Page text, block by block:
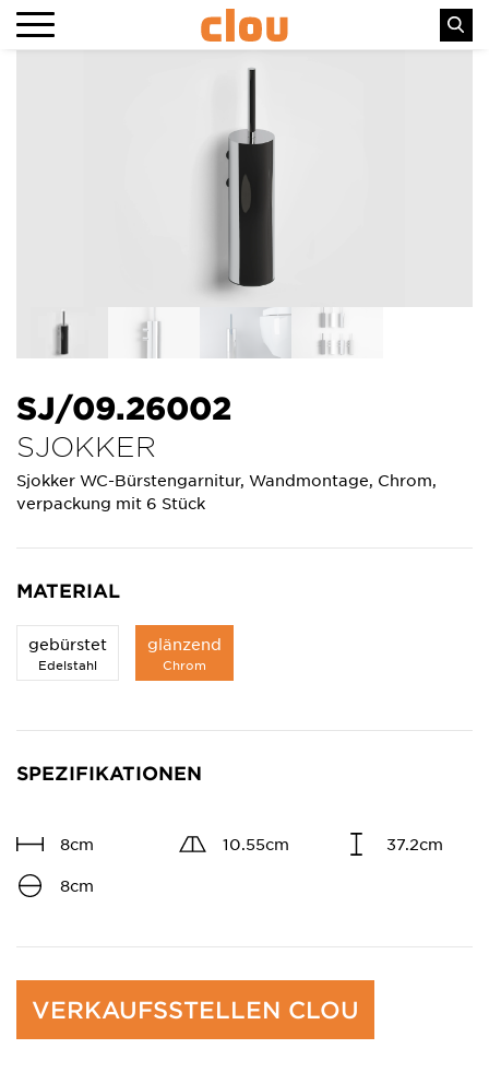
SJ/09.26002
SJOKKER
Sjokker WC-Bürstengarnitur, Wandmontage, Chrom,
verpackung mit 6 Stück
MATERIAL
gebürstet
Edelstahl
glänzend
Chrom
SPEZIFIKATIONEN
8cm 10.55cm 37.2cm
8cm
VERKAUFSSTELLEN CLOU